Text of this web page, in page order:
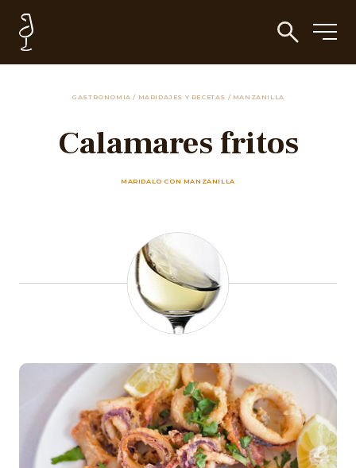
GASTRONOMIA/ MARIDAJES Y RECETAS / MANZANILLA
Calamares fritos
MARIDALO CON MANZANILLA